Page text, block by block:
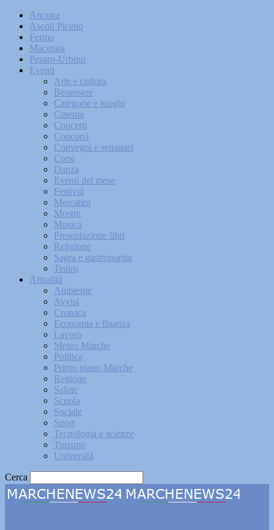
Ancona
Ascoli Piceno
Fermo
Macerata
Pesaro-Urbino
Eventi
Arte e cultura
Benessere
Categorie e luoghi
Cinema
Concerti
Concorsi
Convegni e seminari
Corsi
Danza
Eventi del mese
Festival
Mercatini
Mostre
Musica
Presentazione libri
Religione
Sagra e gastronomia
Teatro
Attualità
Ambiente
Avvisi
Cronaca
Economia e finanza
Lavoro
Meteo Marche
Politica
Primo piano Marche
Regione
Salute
Scuola
Sociale
Sport
Tecnologia e scienze
Turismo
Università
Cerca